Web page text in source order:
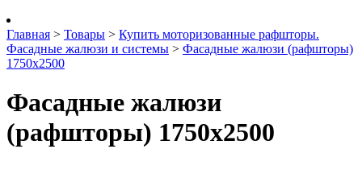
Главная > Товары > Купить моторизованные рафшторы.
Фасадные жалюзи и системы > Фасадные жалюзи (рафшторы)
1750х2500
Фасадные жалюзи
(рафшторы) 1750х2500